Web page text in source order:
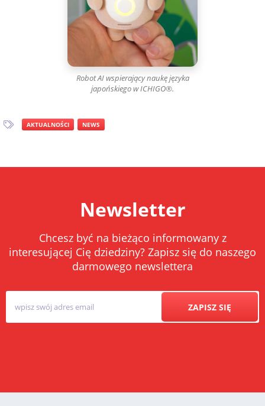
Robot AI wspierający naukę języka
japońskiego w ICHIGO®.
AKTUALNOŚCI NEWS
Newsletter
Chcesz być na bieżąco informowany z
interesującej Cię dziedziny? Zapisz się do naszego
darmowego newslettera
ZAPISZ SIĘ